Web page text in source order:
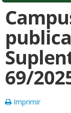
69/
Imprimir